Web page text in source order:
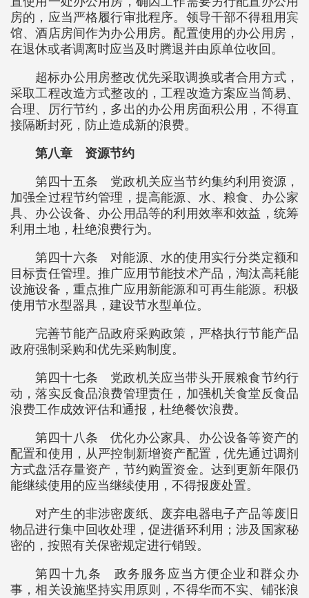
房的，应当严格履行审批程序。领导干部不得租用宾
馆、酒店房间作为办公用房。配置使用的办公用房，
在退休或者调离时应当及时腾退并由原单位收回。
超标办公用房整改优先采取调换或者合用方式，
采取工程改造方式整改的，工程改造方案应当简易、
合理、厉行节约，多出的办公用房面积公用，不得直
接隔断封死，防止造成新的浪费。
第八章 资源节约
第四十五条 党政机关应当节约集约利用资源，
加强全过程节约管理，提高能源、水、粮食、办公家
具、办公设备、办公用品等的利用效率和效益，统筹
利用土地，杜绝浪费行为。
第四十六条 对能源、水的使用实行分类定额和
目标责任管理。推广应用节能技术产品，淘汰高耗能
设施设备，重点推广应用新能源和可再生能源。积极
使用节水型器具，建设节水型单位。
完善节能产品政府采购政策，严格执行节能产品
政府强制采购和优先采购制度。
第四十七条 党政机关应当带头开展粮食节约行
动，落实反食品浪费管理责任，加强机关食堂反食品
浪费工作成效评估和通报，杜绝餐饮浪费。
第四十八条 优化办公家具、办公设备等资产的
配置和使用，从严控制新增资产配置，优先通过调剂
方式盘活存量资产，节约购置资金。达到更新年限仍
能继续使用的应当继续使用，不得报废处置。
对产生的非涉密废纸、废弃电器电子产品等废旧
物品进行集中回收处理，促进循环利用；涉及国家秘
密的，按照有关保密规定进行销毁。
第四十九条 政务服务应当方便企业和群众办
事，相关设施坚持实用原则，不得华而不实、铺张浪